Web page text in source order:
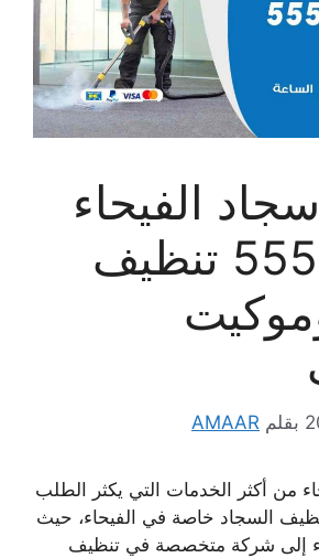
الفيحاء
55549242 تنظيف
بقلم AMAAR
من أكثر الخدمات التي يكثر الطلب
السجاد خاصة في الفيحاء، حيث
إلى شركة متخصصة في تنظيف